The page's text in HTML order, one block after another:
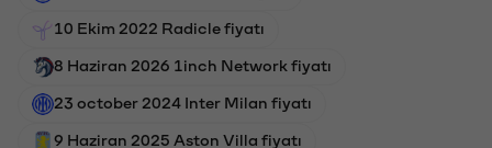
10 Ekim 2022 Radicle fiyatı
8 Haziran 2026 1inch Network fiyatı
23 october 2024 Inter Milan fiyatı
9 Haziran 2025 Aston Villa fiyatı